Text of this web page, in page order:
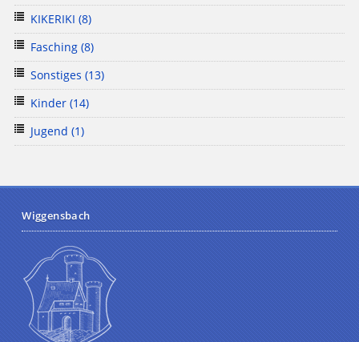
KIKERIKI (8)
Fasching (8)
Sonstiges (13)
Kinder (14)
Jugend (1)
Wiggensbach